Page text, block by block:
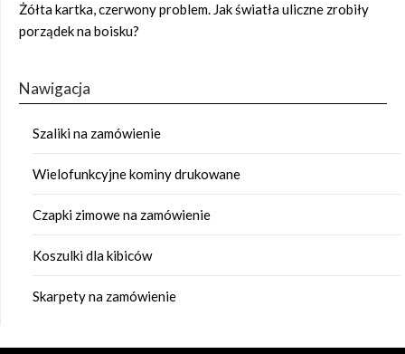
Żółta kartka, czerwony problem. Jak światła uliczne zrobiły
porządek na boisku?
Nawigacja
Szaliki na zamówienie
Wielofunkcyjne kominy drukowane
Czapki zimowe na zamówienie
Koszulki dla kibiców
Skarpety na zamówienie